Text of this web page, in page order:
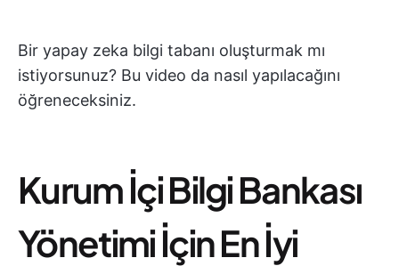
Bir yapay zeka bilgi tabanı oluşturmak mı
istiyorsunuz? Bu video da nasıl yapılacağını
öğreneceksiniz.
Kurum İçi Bilgi Bankası
Yönetimi İçin En İyi